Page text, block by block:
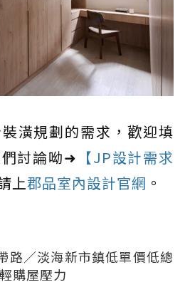
潢規劃的需求，歡迎填
討論呦➜ 【JP設計需求
上郡品室內設計官網 。
路／淡海新市鎮低單價低總
購屋壓力